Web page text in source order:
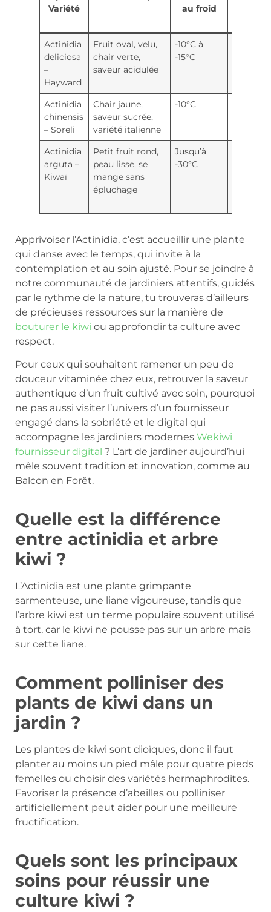
Variété
au froid
Actinidia
deliciosa
–
Hayward
Fruit oval, velu,
chair verte,
saveur acidulée
-10°C à
-15°C
Actinidia
chinensis
– Soreli
Chair jaune,
saveur sucrée,
variété italienne
-10°C
Actinidia
arguta –
Kiwaï
Petit fruit rond,
peau lisse, se
mange sans
épluchage
Jusqu’à
-30°C
Apprivoiser l’Actinidia, c’est accueillir une plante
qui danse avec le temps, qui invite à la
contemplation et au soin ajusté. Pour se joindre à
notre communauté de jardiniers attentifs, guidés
par le rythme de la nature, tu trouveras d’ailleurs
de précieuses ressources sur la manière de
bouturer le kiwi ou approfondir ta culture avec
respect.
Pour ceux qui souhaitent ramener un peu de
douceur vitaminée chez eux, retrouver la saveur
authentique d’un fruit cultivé avec soin, pourquoi
ne pas aussi visiter l’univers d’un fournisseur
engagé dans la sobriété et le digital qui
accompagne les jardiniers modernes Wekiwi
fournisseur digital ? L’art de jardiner aujourd’hui
mêle souvent tradition et innovation, comme au
Balcon en Forêt.
Quelle est la différence
entre actinidia et arbre
kiwi ?
L’Actinidia est une plante grimpante
sarmenteuse, une liane vigoureuse, tandis que
l’arbre kiwi est un terme populaire souvent utilisé
à tort, car le kiwi ne pousse pas sur un arbre mais
sur cette liane.
Comment polliniser des
plants de kiwi dans un
jardin ?
Les plantes de kiwi sont dioïques, donc il faut
planter au moins un pied mâle pour quatre pieds
femelles ou choisir des variétés hermaphrodites.
Favoriser la présence d’abeilles ou polliniser
artificiellement peut aider pour une meilleure
fructification.
Quels sont les principaux
soins pour réussir une
culture kiwi ?